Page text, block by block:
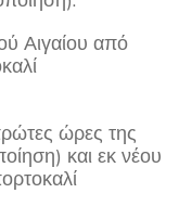
Αιγαίου από
ώρες της
και εκ νέου